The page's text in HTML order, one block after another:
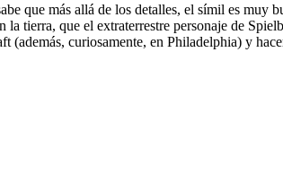
que más allá de los detalles, el símil es muy
tierra, que el extraterrestre personaje de
curiosamente, en Philadelphia) y